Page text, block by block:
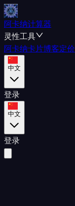
阿卡纳计算器
灵性工具
阿卡纳卡片博客定价
中文
登录
中文
登录